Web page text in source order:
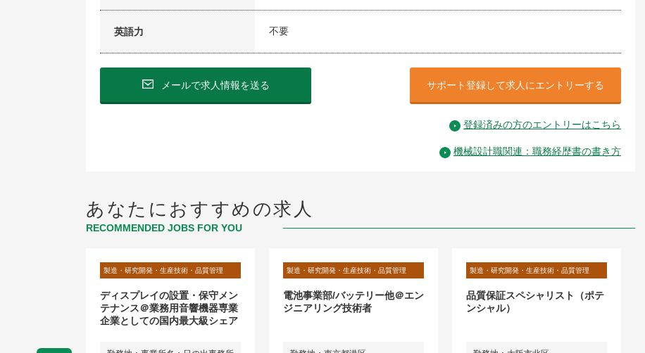
英語力 不要
メールで求人情報を送る サポート登録して求人にエントリーする
登録済みの方のエントリーはこちら
機械設計職関連：職務経歴書の書き方
あなたにおすすめの求人
RECOMMENDED JOBS FOR YOU
製造・研究開発・生産技術・品質管理
ディスプレイの設置・保守メン
テナンス＠業務用音響機器専業
企業としての国内最大級シェア
製造・研究開発・生産技術・品質管理
電池事業部/バッテリー他＠エン
ジニアリング技術者
製造・研究開発・生産技術・品質管理
品質保証スペシャリスト（ポテ
ンシャル）